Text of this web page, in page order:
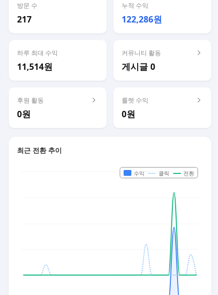
방문 수
217
누적 수익
122,286원
하루 최대 수익
11,514원
커뮤니티 활동
게시글 0
후원 활동
0원
룰렛 수익
0원
최근 전환 추이